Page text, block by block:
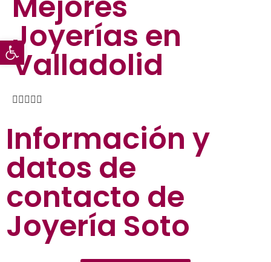
Joyerías en
Valladolid

Información y
datos de
contacto de
Joyería Soto
Abrir barra de herramientas